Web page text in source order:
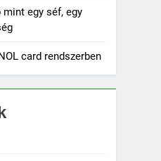
mint egy séf, egy
card rendszerben